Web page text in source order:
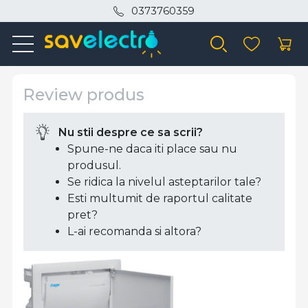
0373760359
Review produs
Nu stii despre ce sa scrii?
Spune-ne daca iti place sau nu
produsul.
Se ridica la nivelul asteptarilor tale?
Esti multumit de raportul calitate
pret?
L-ai recomanda si altora?